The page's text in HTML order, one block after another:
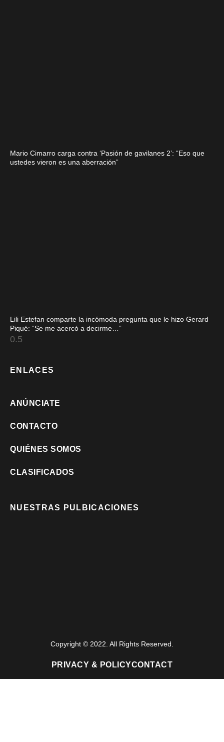
Mario Cimarro carga contra ‘Pasión de gavilanes 2’: “Eso que
ustedes vieron es una aberración”
Lili Estefan comparte la incómoda pregunta que le hizo Gerard
Piqué: “Se me acercó a decirme…”
ENLACES
ANÚNCIATE
CONTACTO
QUIÉNES SOMOS
CLASIFICADOS
NUESTRAS PULBICACIONES
Copyright © 2022. All Rights Reserved.
PRIVACY & POLICYCONTACT